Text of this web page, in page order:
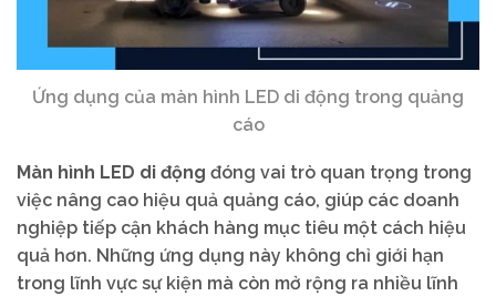
Ứng dụng của màn hình LED di động trong quảng
cáo
Màn hình LED di động đóng vai trò quan trọng trong
việc nâng cao hiệu quả quảng cáo, giúp các doanh
nghiệp tiếp cận khách hàng mục tiêu một cách hiệu
quả hơn. Những ứng dụng này không chỉ giới hạn
trong lĩnh vực sự kiện mà còn mở rộng ra nhiều lĩnh